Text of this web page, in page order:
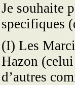
Je souhaite
specifiques
(I) Les
Hazon
d’autres